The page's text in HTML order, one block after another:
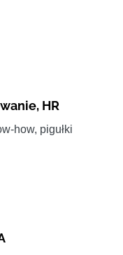
, HR
how, pigułki